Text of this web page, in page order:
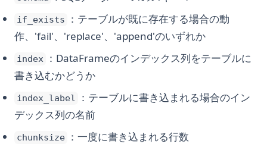
if_exists
：テーブルが既に存在する場合の動
作、'fail'、'replace'、'append'のいずれか
index
：DataFrameのインデックス列をテーブルに
書き込むかどうか
index_label
：テーブルに書き込まれる場合のイン
デックス列の名前
chunksize ：一度に書き込まれる行数